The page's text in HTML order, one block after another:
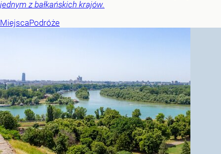
jednym z bałkańskich krajów.
MiejscaPodróże